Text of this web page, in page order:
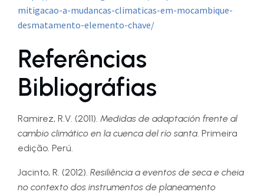
mitigacao-a-mudancas-climaticas-em-mocambique-
desmatamento-elemento-chave/
Referências
Bibliográfias
Ramirez, R.V. (2011). Medidas de adaptación frente al
cambio climático en la cuenca del río santa. Primeira
edição. Perú.
Jacinto, R. (2012). Resiliência a eventos de seca e cheia
no contexto dos instrumentos de planeamento